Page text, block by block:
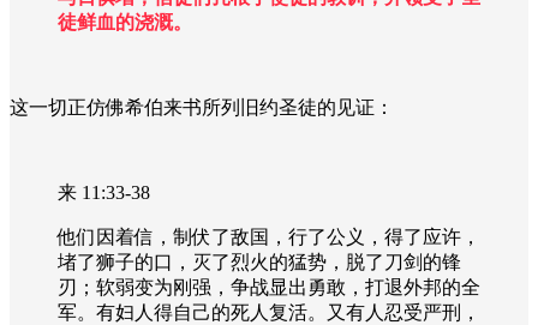
徒鲜血的浇溉。
这一切正仿佛希伯来书所列旧约圣徒的见证：
来 11:33-38
他们因着信，制伏了敌国，行了公义，得了应许，
堵了狮子的口，灭了烈火的猛势，脱了刀剑的锋
刃；软弱变为刚强，争战显出勇敢，打退外邦的全
军。有妇人得自己的死人复活。又有人忍受严刑，